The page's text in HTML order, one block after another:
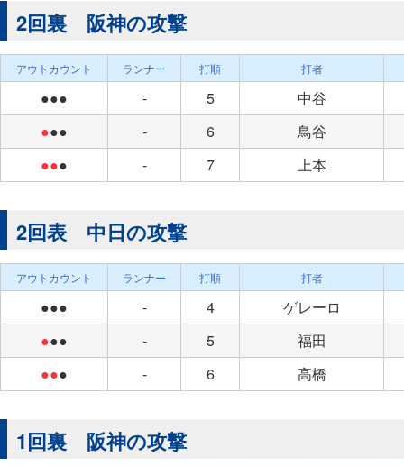
2回裏 阪神の攻撃
アウトカウント ランナー 打順 打者
●●● - 5
中谷
●●● - 6
鳥谷
●●● - 7 上本
2回表 中日の攻撃
アウトカウント ランナー 打順 打者
●●● - 4
ゲレーロ
●●● - 5
福田
●●● - 6 高橋
1回裏 阪神の攻撃